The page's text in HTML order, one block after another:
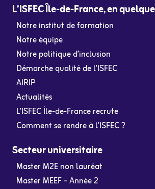
L’ISFEC Île-de-France, en
Notre institut de formation
Notre équipe
Notre politique d’inclusion
Démarche qualité de l’ISFEC
AIRIP
Actualités
L’ISFEC Île-de-France recrute
Comment se rendre à l’ISFEC ?
Secteur universitaire
Master M2E non lauréat
Master MEEF – Année 2